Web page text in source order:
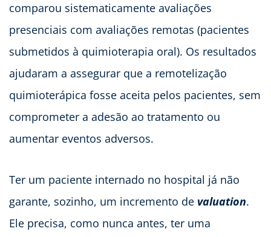
comparou sistematicamente avaliações
presenciais com avaliações remotas (pacientes
submetidos à quimioterapia oral). Os resultados
ajudaram a assegurar que a remotelização
quimioterápica fosse aceita pelos pacientes, sem
comprometer a adesão ao tratamento ou
aumentar eventos adversos.
Ter um paciente internado no hospital já não
garante, sozinho, um incremento de valuation.
Ele precisa, como nunca antes, ter uma